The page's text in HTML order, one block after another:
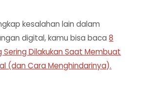
kesalahan lain dalam
digital, kamu bisa baca8
Sering Dilakukan Saat Membuat
(dan Cara Menghindarinya).